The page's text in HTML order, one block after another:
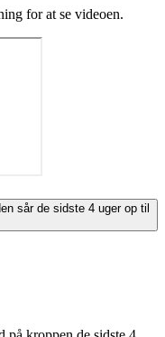
for at se videoen.
sår de sidste 4 uger op til